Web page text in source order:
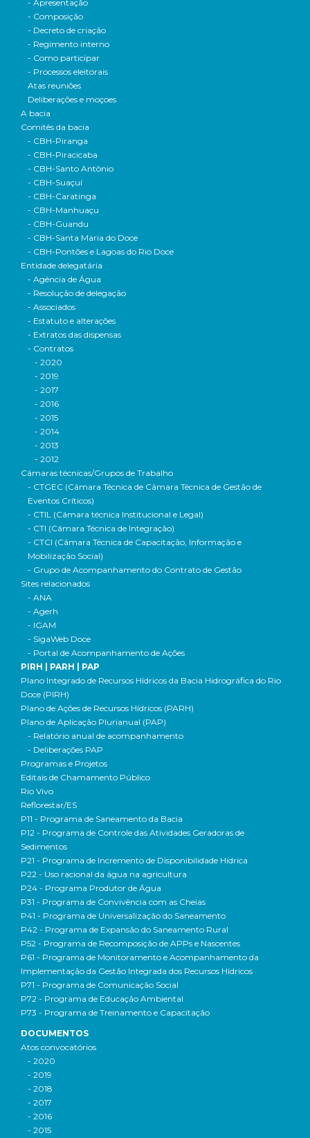
- Apresentação
- Composição
- Decreto de criação
- Regimento interno
- Como participar
- Processos eleitorais
Atas reuniões
Deliberações e moçoes
A bacia
Comitês da bacia
- CBH-Piranga
- CBH-Piracicaba
- CBH-Santo Antônio
- CBH-Suaçuí
- CBH-Caratinga
- CBH-Manhuaçu
- CBH-Guandu
- CBH-Santa Maria do Doce
- CBH-Pontões e Lagoas do Rio Doce
Entidade delegatária
- Agência de Água
- Resolução de delegação
- Associados
- Estatuto e alterações
- Extratos das dispensas
- Contratos
- 2020
- 2019
- 2017
- 2016
- 2015
- 2014
- 2013
- 2012
Câmaras técnicas/Grupos de Trabalho
- CTGEC (Câmara Técnica de Câmara Técnica de Gestão de
Eventos Críticos)
- CTIL (Câmara técnica Institucional e Legal)
- CTI (Câmara Técnica de Integração)
- CTCI (Câmara Técnica de Capacitação, Informação e
Mobilização Social)
- Grupo de Acompanhamento do Contrato de Gestão
Sites relacionados
- ANA
- Agerh
- IGAM
- SigaWeb Doce
- Portal de Acompanhamento de Ações
PIRH | PARH | PAP
Plano Integrado de Recursos Hídricos da Bacia Hidrográfica do Rio
Doce (PIRH)
Plano de Ações de Recursos Hídricos (PARH)
Plano de Aplicação Plurianual (PAP)
- Relatório anual de acompanhamento
- Deliberações PAP
Programas e Projetos
Editais de Chamamento Público
Rio Vivo
Reflorestar/ES
P11 - Programa de Saneamento da Bacia
P12 - Programa de Controle das Atividades Geradoras de
Sedimentos
P21 - Programa de Incremento de Disponibilidade Hídrica
P22 - Uso racional da água na agricultura
P24 - Programa Produtor de Água
P31 - Programa de Convivência com as Cheias
P41 - Programa de Universalização do Saneamento
P42 - Programa de Expansão do Saneamento Rural
P52 - Programa de Recomposição de APPs e Nascentes
P61 - Programa de Monitoramento e Acompanhamento da
Implementação da Gestão Integrada dos Recursos Hídricos
P71 - Programa de Comunicação Social
P72 - Programa de Educação Ambiental
P73 - Programa de Treinamento e Capacitação
DOCUMENTOS
Atos convocatórios
- 2020
- 2019
- 2018
- 2017
- 2016
- 2015